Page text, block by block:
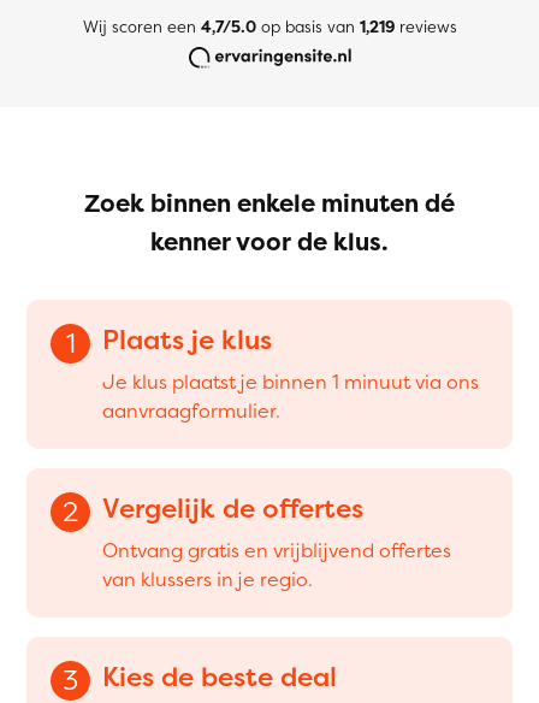
Wij scoren een 4,7/5.0op basis van 1,219reviews
Zoek binnen enkele minuten dé
kenner voor de klus.
1 Plaats je klus
Je klus plaatst je binnen 1 minuut via ons
aanvraagformulier.
2 Vergelijk de offertes
Ontvang gratis en vrijblijvend offertes
van klussers in je regio.
3 Kies de beste deal